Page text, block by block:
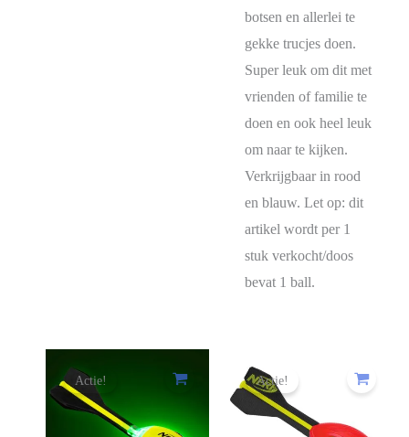
botsen en allerlei te
gekke trucjes doen.
Super leuk om dit met
vrienden of familie te
doen en ook heel leuk
om naar te kijken.
Verkrijgbaar in rood
en blauw. Let op: dit
artikel wordt per 1
stuk verkocht/doos
bevat 1 ball.
Actie! Actie!